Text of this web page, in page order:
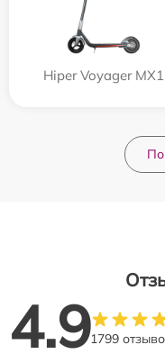
Hiper Voyager MX1
4.91799